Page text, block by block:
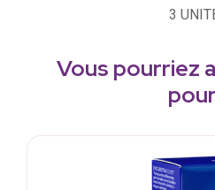
Vous pourriez